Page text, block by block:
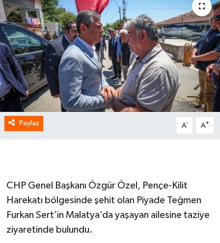
Paylaş A- A+
CHP Genel Başkanı Özgür Özel, Pençe-Kilit
Harekatı bölgesinde şehit olan Piyade Teğmen
Furkan Sert’in Malatya’da yaşayan ailesine taziye
ziyaretinde bulundu.